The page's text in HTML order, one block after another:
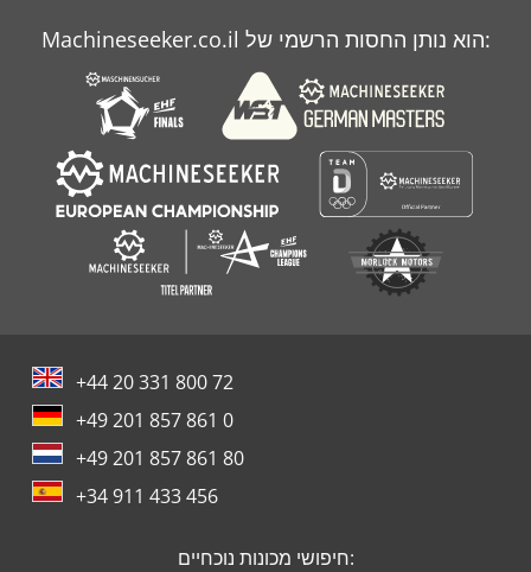
Case Ih 9370
Case Ih Cvx 1170
Machineseeker.co.il הוא נותן החסות הרשמי של:
+44 20 331 800 72
+49 201 857 861 0
+49 201 857 861 80
+34 911 433 456
חיפושי מכונות נוכחיים: